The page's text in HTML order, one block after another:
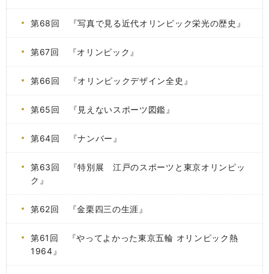
第68回 『写真で見る近代オリンピック栄光の歴史』
第67回 『オリンピック』
第66回 『オリンピックデザイン全史』
第65回 『見えないスポーツ図鑑』
第64回 『ナンバー』
第63回 『特別展 江戸のスポーツと東京オリンピッ
ク』
第62回 『金栗四三の生涯』
第61回 『やってよかった東京五輪 オリンピック熱
1964』